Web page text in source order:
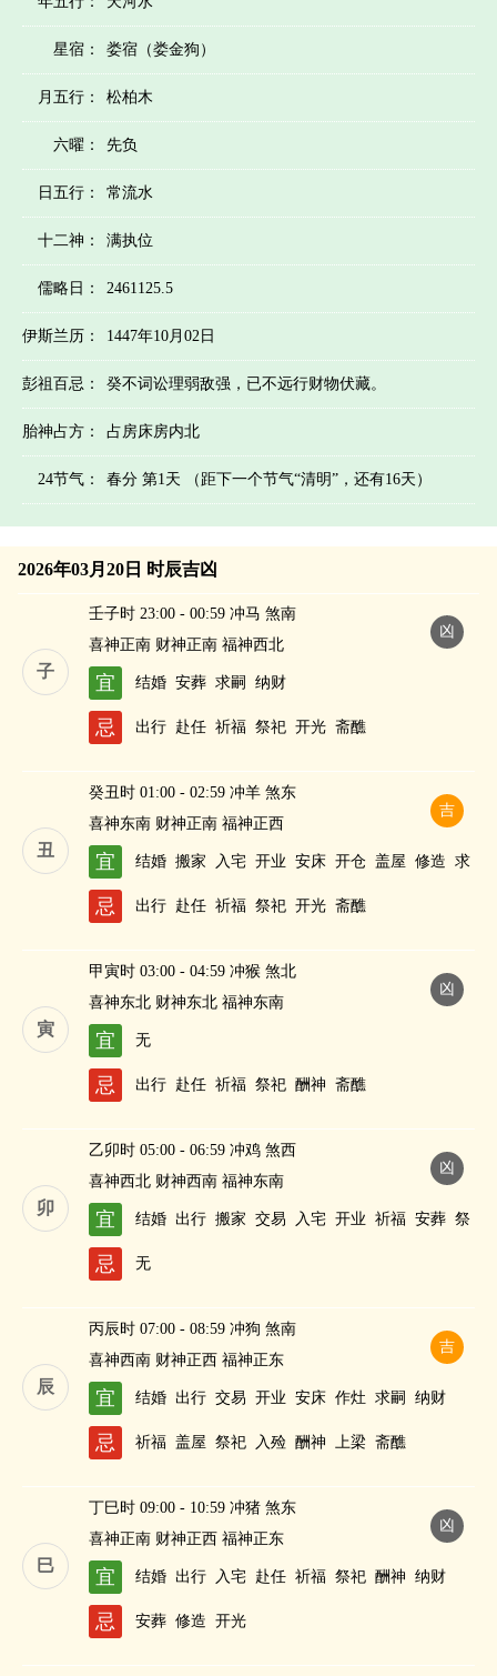
星宿： 娄宿（娄金狗）
月五行： 松柏木
六曜： 先负
日五行： 常流水
十二神： 满执位
儒略日： 2461125.5
伊斯兰历： 1447年10月02日
彭祖百忌： 癸不词讼理弱敌强，已不远行财物伏藏。
胎神占方： 占房床房内北
24节气： 春分 第1天 （距下一个节气“清明”，还有16天）
2026年03月20日 时辰吉凶
子
凶
壬子时 23:00 - 00:59 冲马 煞南
喜神正南 财神正南 福神西北
宜 结婚 安葬 求嗣 纳财
忌 出行 赴任 祈福 祭祀 开光 斋醮
丑
吉
癸丑时 01:00 - 02:59 冲羊 煞东
喜神东南 财神正南 福神正西
宜 结婚 搬家 入宅 开业 安床 开仓 盖屋 修造 求
嗣
纳财
忌 出行 赴任 祈福 祭祀 开光 斋醮
寅
凶
甲寅时 03:00 - 04:59 冲猴 煞北
喜神东北 财神东北 福神东南
宜 无
忌 出行 赴任 祈福 祭祀 酬神 斋醮
卯
凶
乙卯时 05:00 - 06:59 冲鸡 煞西
喜神西北 财神西南 福神东南
宜 结婚 出行 搬家 交易 入宅 开业 祈福 安葬 祭
忌 无
辰
吉
丙辰时 07:00 - 08:59 冲狗 煞南
喜神西南 财神正西 福神正东
宜 结婚 出行 交易 开业 安床 作灶 求嗣 纳财
忌 祈福 盖屋 祭祀 入殓 酬神 上梁 斋醮
巳
凶
丁巳时 09:00 - 10:59 冲猪 煞东
喜神正南 财神正西 福神正东
宜 结婚 出行 入宅 赴任 祈福 祭祀 酬神 纳财
忌 安葬 修造 开光